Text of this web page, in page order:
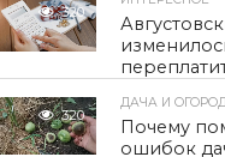
320
320
ДАЧА И
Почему
ошибок